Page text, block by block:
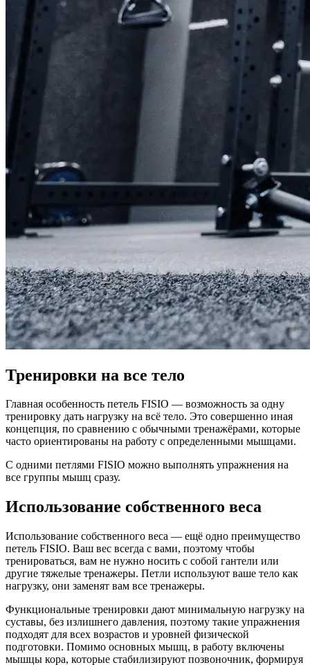
Тренировки на все тело
Главная особенность петель FISIO — возможность за одну
тренировку дать нагрузку на всё тело. Это совершенно иная
концепция, по сравнению с обычными тренажёрами, которые
часто ориентированы на работу с определенными мышцами.
С одними петлями FISIO можно выполнять упражнения на
все группы мышц сразу.
Использование собственного веса
Использование собственного веса — ещё одно преимущество
петель FISIO. Ваш вес всегда с вами, поэтому чтобы
тренироваться, вам не нужно носить с собой гантели или
другие тяжелые тренажеры. Петли используют ваше тело как
нагрузку, они заменят вам все тренажеры.
Функциональные тренировки дают минимальную нагрузку на
суставы, без излишнего давления, поэтому такие упражнения
подходят для всех возрастов и уровней физической
подготовки. Помимо основных мышц, в работу включены
мышцы кора, которые стабилизируют позвоночник, формируя